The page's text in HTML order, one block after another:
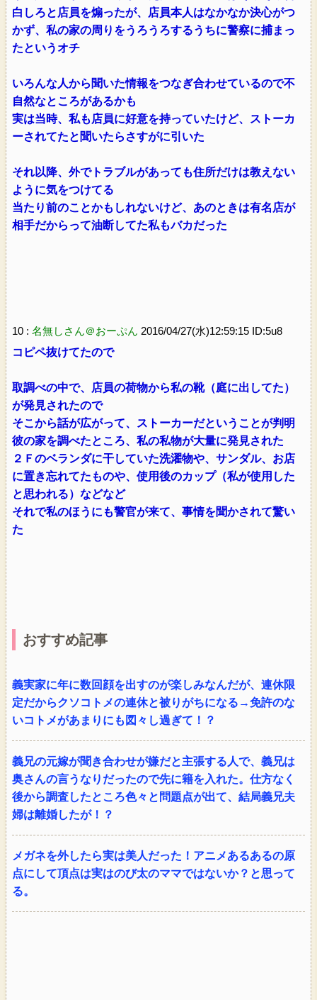
白しろと店員を煽ったが、店員本人はなかなか決心がつ
かず、私の家の周りをうろうろするうちに警察に捕まっ
たというオチ
いろんな人から聞いた情報をつなぎ合わせているので不
自然なところがあるかも
実は当時、私も店員に好意を持っていたけど、ストーカ
ーされてたと聞いたらさすがに引いた
それ以降、外でトラブルがあっても住所だけは教えない
ように気をつけてる
当たり前のことかもしれないけど、あのときは有名店が
相手だからって油断してた私もバカだった
10 : 名無しさん＠おーぷん 2016/04/27(水)12:59:15 ID:5u8
コピペ抜けてたので
取調べの中で、店員の荷物から私の靴（庭に出してた）
が発見されたので
そこから話が広がって、ストーカーだということが判明
彼の家を調べたところ、私の私物が大量に発見された
２Ｆのベランダに干していた洗濯物や、サンダル、お店
に置き忘れてたものや、使用後のカップ（私が使用した
と思われる）などなど
それで私のほうにも警官が来て、事情を聞かされて驚い
た
おすすめ記事
義実家に年に数回顔を出すのが楽しみなんだが、連休限
定だからクソコトメの連休と被りがちになる→免許のな
いコトメがあまりにも図々し過ぎて！？
義兄の元嫁が聞き合わせが嫌だと主張する人で、義兄は
奥さんの言うなりだったので先に籍を入れた。仕方なく
後から調査したところ色々と問題点が出て、結局義兄夫
婦は離婚したが！？
メガネを外したら実は美人だった！アニメあるあるの原
点にして頂点は実はのび太のママではないか？と思って
る。